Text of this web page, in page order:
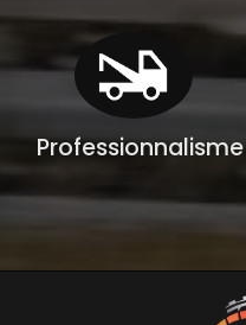
Professionnalisme